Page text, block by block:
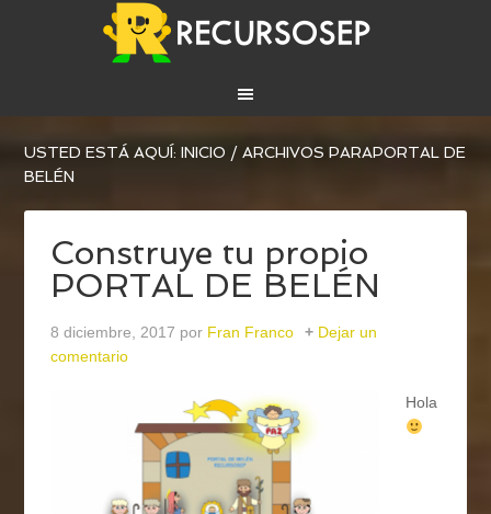
USTED ESTÁ AQUÍ:INICIO / ARCHIVOS PARAPORTAL DE
BELÉN
Construye tu propio
PORTAL DE BELÉN
8 diciembre, 2017 por Fran Franco
Dejar un
comentario
Hola